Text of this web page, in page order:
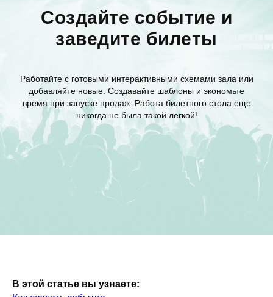
Создайте событие и
заведите билеты
Работайте с готовыми интерактивными схемами зала или
добавляйте новые. Создавайте шаблоны и экономьте
время при запуске продаж. Работа билетного стола еще
никогда не была такой легкой!
В этой статье вы узнаете: